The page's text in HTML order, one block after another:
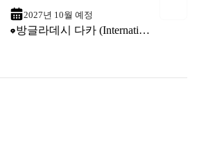
2027년 10월 예정
방글라데시 다카 (International Convention City Bashundhara (ICCB))